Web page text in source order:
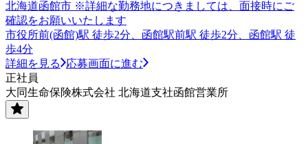
北海道函館市 ※詳細な勤務地につきましては、面接時にご
確認をお願いいたします
市役所前(函館)駅 徒歩2分、函館駅前駅 徒歩2分、函館駅 徒
歩4分
詳細を見る
応募画面に進む
正社員
大同生命保険株式会社 北海道支社函館営業所